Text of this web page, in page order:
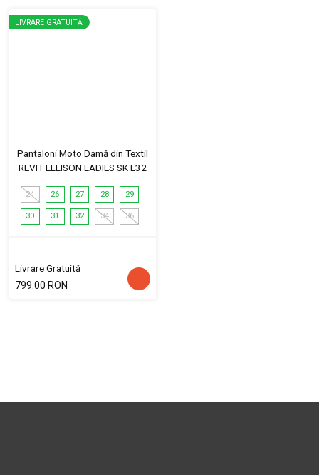
LIVRARE GRATUITĂ
Pantaloni Moto Damă din Textil
REVIT ELLISON LADIES SK L32
24 26 27 28 29
30 31 32 34 36
Livrare Gratuită
799.00 RON